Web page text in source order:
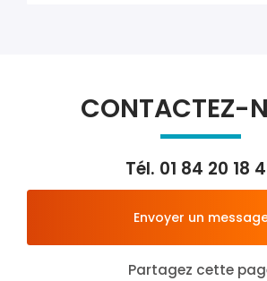
CONTACTEZ-
Tél. 01 84 20 18
Envoyer un
Partagez cette